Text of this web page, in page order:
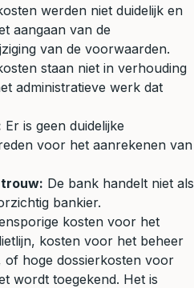
werden niet duidelijk en
aangaan van de
van de voorwaarden.
staan niet in verhouding
administratieve werk dat
Er is geen duidelijke
voor het aanrekenen van
De bank handelt niet als
bankier.
kosten voor het
kosten voor het beheer
of hoge dossierkosten voor
wordt toegekend. Het is